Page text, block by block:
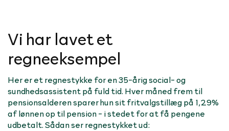
Vi har lavet et
regneeksempel
Her er et regnestykke for en 35-årig social- og
sundhedsassistent på fuld tid. Hver måned frem til
pensionsalderen sparer hun sit fritvalgstillæg på 1,29%
af lønnen op til pension - i stedet for at få pengene
udbetalt. Sådan ser regnestykket ud: